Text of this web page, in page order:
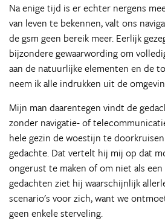
Na enige tijd is er echter nergens
van leven te bekennen, valt ons
de gsm geen bereik meer. Eerlijk
bijzondere gewaarwording om
aan de natuurlijke elementen en de
neem ik alle indrukken uit de
Mijn man daarentegen vindt de
zonder navigatie- of
hele gezin de woestijn te
gedachte. Dat vertelt hij mij op dat
ongerust te maken of om niet als
gedachten ziet hij waarschijnlijk
scenario's voor zich, want we
geen enkele sterveling.